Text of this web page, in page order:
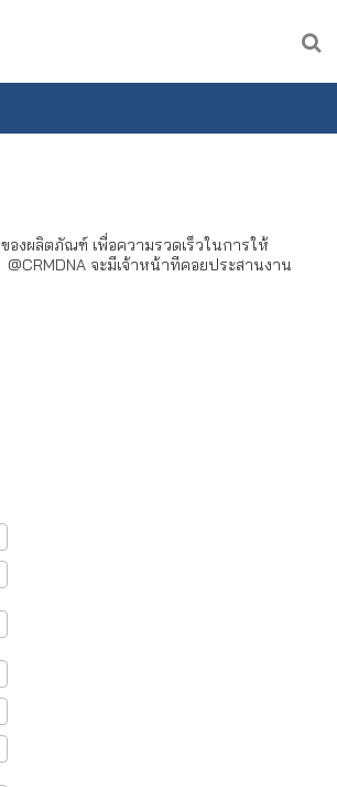
งผลิตภัณฑ์ เพื่อความรวดเร็วในการให้
จะมีเจ้าหน้าทีคอยประสานงาน